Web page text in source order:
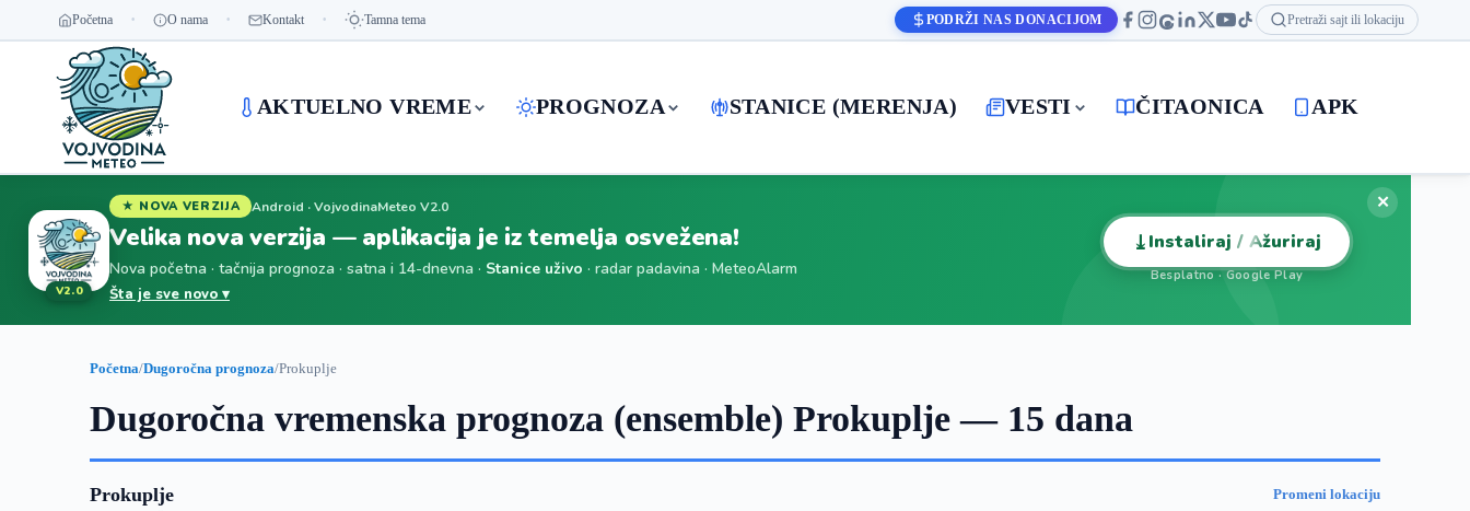
Početna O nama Kontakt Tamna tema PODRŽI NAS DONACIJOM Pretraži sajt ili lokaciju
AKTUELNO VREME PROGNOZA STANICE (MERENJA) VESTI ČITAONICA APK
V2.0
★ NOVA VERZIJA Android · VojvodinaMeteo V2.0
Velika nova verzija — aplikacija je iz temelja osvežena!
Nova početna · tačnija prognoza · satna i 14-dnevna · Stanice uživo · radar padavina · MeteoAlarm
Šta je sve novo ▾
⤓Instaliraj / Ažuriraj
Besplatno · Google Play
✕
Početna/Dugoročna prognoza/Prokuplje
Dugoročna vremenska prognoza (ensemble) Prokuplje — 15 dana
Prokuplje Promeni lokaciju